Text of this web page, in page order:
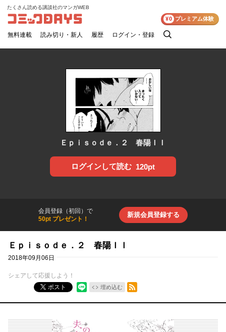
コミックDAYS
たくさん読める講談社のマンガWEB
無料連載 読み切り・新人 履歴 ログイン・登録
検
¥0 プレミアム体験
Ｅｐｉｓｏｄｅ．２ 春陽ＩＩ
ログインして読む 120pt
会員登録（初回）で
50pt プレゼント！
新規会員登録する
Ｅｐｉｓｏｄｅ．２ 春陽ＩＩ
2018年09月06日
シェアして応援しよう！
ポスト
埋め込む
RSSフィード